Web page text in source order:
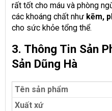
rất tốt cho máu và phòng
các khoáng chất như kẽm,
cho sức khỏe tổng thể.
3. Thông Tin Sản
Sản Dũng Hà
Tên sản phẩm
Xuất xứ